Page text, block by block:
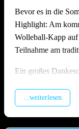
wurde von vielen
Dankeschön gilt
Höll, der die
organisiert und
und Spielfreude
Helferinnen und
schlicht nicht
Bevor es in die
Highlight: Am
Wolleball-Kapp auf
Teilnahme am
Ein großes
Schröer, Aldi
Heimspieltag alle
...weiterlesen